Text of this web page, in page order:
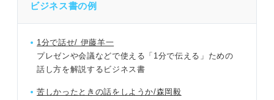
ビジネス書の例
1分で話せ/ 伊藤羊一
プレゼンや会議などで使える「1分で伝える」ための
話し方を解説するビジネス書
苦しかったときの話をしようか/森岡毅